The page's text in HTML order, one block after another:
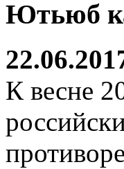
Ютьюб
К весне